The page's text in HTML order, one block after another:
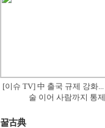
[이슈 TV] 中 출국 규제 강화...
술 이어 사람까지 통제
꿀古典